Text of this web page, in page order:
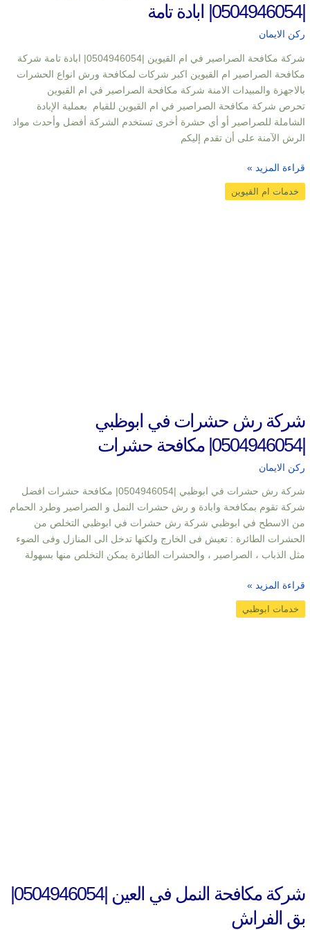
|0504946054| ابادة تامة
ركن الايمان
شركة مكافحة الصراصير في ام القيوين |0504946054| ابادة تامة شركة
مكافحة الصراصير ام القيوين اكبر شركات لمكافحة ورش انواع الحشرات
بالاجهزة والمبيدات الامنة شركة مكافحة الصراصير في ام القيوين
تحرص شركة مكافحة الصراصير في ام القيوين للقيام بعملية الإبادة
الشاملة للصراصير أو أي حشرة أخرى تستخدم الشركة أفضل وأحدث مواد
الرش الآمنة على أن تقدم إليكم
قراءة المزيد »
خدمات ام القيوين
شركة رش حشرات في ابوظبي
|0504946054| مكافحة حشرات
ركن الايمان
شركة رش حشرات في ابوظبي |0504946054| مكافحة حشرات افضل
شركة تقوم بمكافحة وابادة و رش حشرات النمل و الصراصير وطرد الحمام
من الاسطح في ابوظبي شركة رش حشرات في ابوظبي التخلص من
الحشرات الطائرة : تعيش فى الخارج ولكنها تدخل الى المنازل وفى الضوء
مثل الذباب ، الصراصير ، والحشرات الطائرة يمكن التخلص منها بسهولة
قراءة المزيد »
خدمات ابوظبي
بق الفراش